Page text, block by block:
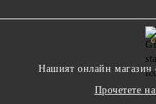
Нашият онлайн магазин
Прочетете